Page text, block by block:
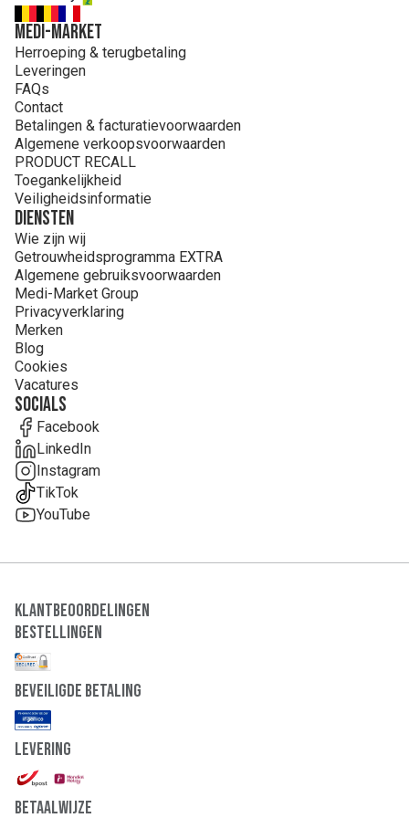
MEDI-MARKET
Herroeping & terugbetaling
Leveringen
FAQs
Contact
Betalingen & facturatievoorwaarden
Algemene verkoopsvoorwaarden
PRODUCT RECALL
Toegankelijkheid
Veiligheidsinformatie
Diensten
Wie zijn wij
Getrouwheidsprogramma EXTRA
Algemene gebruiksvoorwaarden
Medi-Market Group
Privacyverklaring
Merken
Blog
Cookies
Vacatures
Socials
Facebook
LinkedIn
Instagram
TikTok
YouTube
Klantbeoordelingen
Bestellingen
Beveiligde Betaling
Levering
Betaalwijze